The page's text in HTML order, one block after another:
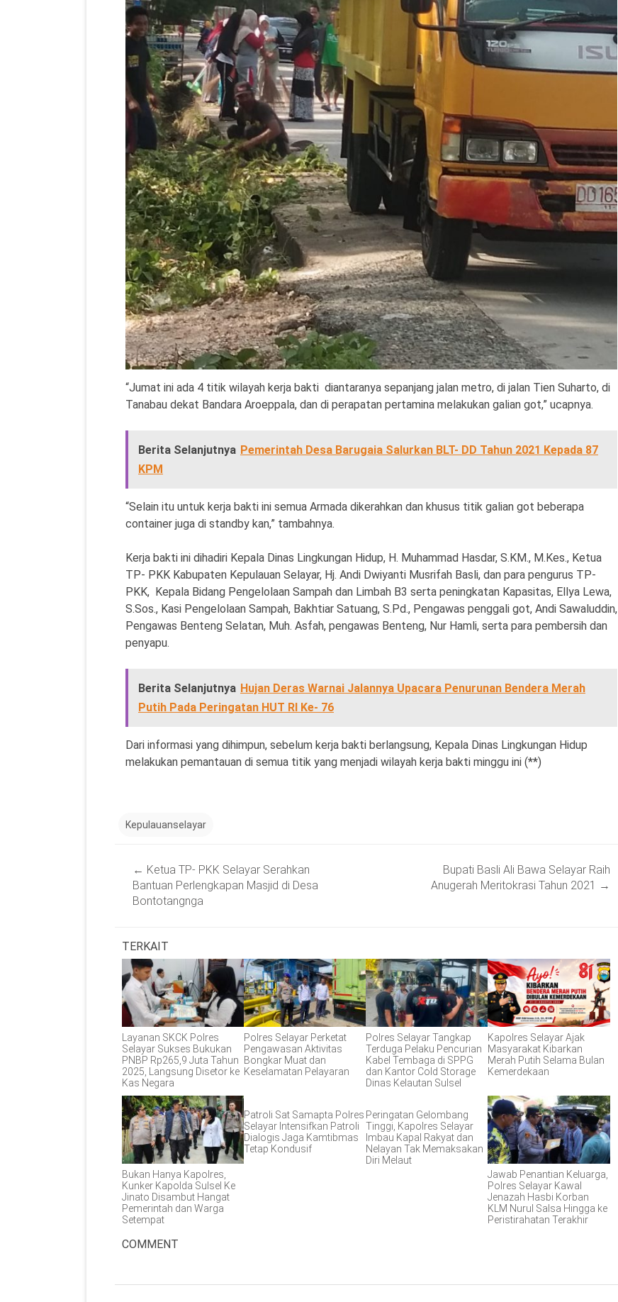
“Jumat ini ada 4 titik wilayah kerja bakti diantaranya sepanjang jalan metro, di jalan Tien Suharto, di
Tanabau dekat Bandara Aroeppala, dan di perapatan pertamina melakukan galian got,” ucapnya.
Berita Selanjutnya Pemerintah Desa Barugaia Salurkan BLT- DD Tahun 2021 Kepada 87
KPM
“Selain itu untuk kerja bakti ini semua Armada dikerahkan dan khusus titik galian got beberapa
container juga di standby kan,” tambahnya.
Kerja bakti ini dihadiri Kepala Dinas Lingkungan Hidup, H. Muhammad Hasdar, S.KM., M.Kes., Ketua
TP- PKK Kabupaten Kepulauan Selayar, Hj. Andi Dwiyanti Musrifah Basli, dan para pengurus TP-
PKK, Kepala Bidang Pengelolaan Sampah dan Limbah B3 serta peningkatan Kapasitas, Ellya Lewa,
S.Sos., Kasi Pengelolaan Sampah, Bakhtiar Satuang, S.Pd., Pengawas penggali got, Andi Sawaluddin,
Pengawas Benteng Selatan, Muh. Asfah, pengawas Benteng, Nur Hamli, serta para pembersih dan
penyapu.
Berita Selanjutnya Hujan Deras Warnai Jalannya Upacara Penurunan Bendera Merah
Putih Pada Peringatan HUT RI Ke- 76
Dari informasi yang dihimpun, sebelum kerja bakti berlangsung, Kepala Dinas Lingkungan Hidup
melakukan pemantauan di semua titik yang menjadi wilayah kerja bakti minggu ini (**)
Kepulauanselayar
navigation
← Ketua TP- PKK Selayar Serahkan
Bantuan Perlengkapan Masjid di Desa
Bontotangnga
Bupati Basli Ali Bawa Selayar Raih
Anugerah Meritokrasi Tahun 2021
→
TERKAIT
Layanan SKCK Polres
Selayar Sukses Bukukan
PNBP Rp265,9 Juta Tahun
2025, Langsung Disetor ke
Kas Negara
Polres Selayar Perketat
Pengawasan Aktivitas
Bongkar Muat dan
Keselamatan Pelayaran
Polres Selayar Tangkap
Terduga Pelaku Pencurian
Kabel Tembaga di SPPG
dan Kantor Cold Storage
Dinas Kelautan Sulsel
Kapolres Selayar Ajak
Masyarakat Kibarkan
Merah Putih Selama Bulan
Kemerdekaan
Bukan Hanya Kapolres,
Kunker Kapolda Sulsel Ke
Jinato Disambut Hangat
Pemerintah dan Warga
Setempat
Patroli Sat Samapta Polres
Selayar Intensifkan Patroli
Dialogis Jaga Kamtibmas
Tetap Kondusif
Peringatan Gelombang
Tinggi, Kapolres Selayar
Imbau Kapal Rakyat dan
Nelayan Tak Memaksakan
Diri Melaut
Jawab Penantian Keluarga,
Polres Selayar Kawal
Jenazah Hasbi Korban
KLM Nurul Salsa Hingga ke
Peristirahatan Terakhir
COMMENT